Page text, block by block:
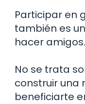
Participar en
también es
hacer amigos.
No se trata
construir una
beneficiarte